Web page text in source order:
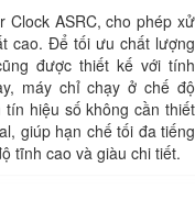
Clock ASRC, cho phép xử
cao. Để tối ưu chất lượng
được thiết kế với tính
máy chỉ chạy ở chế độ
hiệu số không cần thiết
giúp hạn chế tối đa tiếng
tĩnh cao và giàu chi tiết.